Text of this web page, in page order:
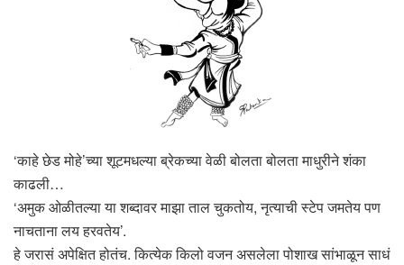
‘काहे छेड मोहे’च्या शूटमधल्या ब्रेकच्या वेळी बोलता बोलता माधुरीने शंका
काढली…
‘अमुक ओळीतल्या या शब्दावर माझा ताल चुकतोय, नृत्याची स्टेप जमतेय पण
नाचताना लय हरवतेय’.
हे जरासं अपेक्षित होतंच. कित्येक किलो वजन असलेला पोशाख सांभाळून साधं